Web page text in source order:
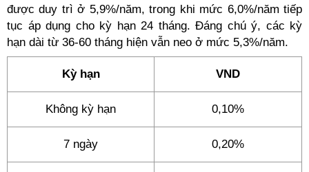
được duy trì ở 5,9%/năm, trong khi mức 6,0%/năm tiếp
tục áp dụng cho kỳ hạn 24 tháng. Đáng chú ý, các kỳ
hạn dài từ 36-60 tháng hiện vẫn neo ở mức 5,3%/năm.
Kỳ hạn VND
Không kỳ hạn 0,10%
7 ngày 0,20%